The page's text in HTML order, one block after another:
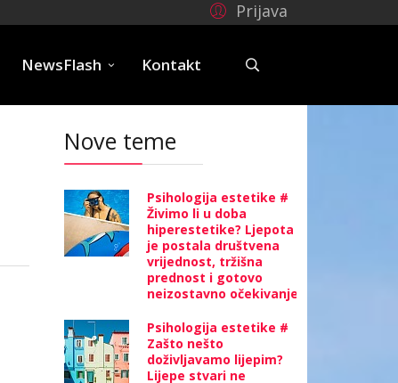
Prijava
NewsFlash Kontakt
Nove teme
Psihologija estetike #
Živimo li u doba
hiperestetike? Ljepota
je postala društvena
vrijednost, tržišna
prednost i gotovo
neizostavno očekivanje
Psihologija estetike #
Zašto nešto
doživljavamo lijepim?
Lijepe stvari ne